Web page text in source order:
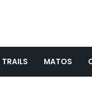
TRAILS MATOS